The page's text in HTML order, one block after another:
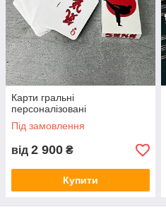
Карти гральні
персоналізовані
Під замовлення
від 2 900 ₴
Купити